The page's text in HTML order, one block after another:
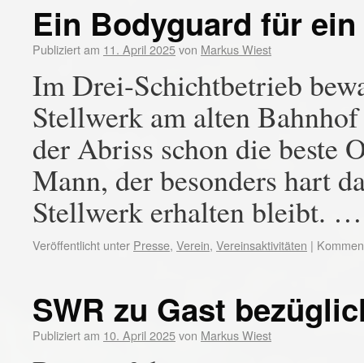
Ein Bodyguard für
Publiziert am 11. April 2025von Markus Wiest
Im Drei-Schichtbetrieb
Stellwerk am alten
der Abriss schon die beste
Mann, der besonders hart
Stellwerk erhalten bleibt.
Veröffentlicht unter Presse, Verein, Vereinsaktivitäten |
SWR zu Gast
Publiziert am 10. April 2025von Markus Wiest